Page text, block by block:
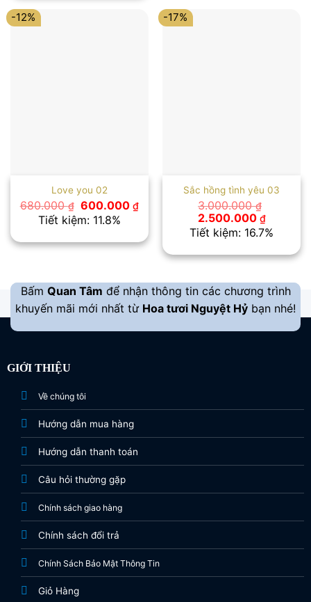
-12%
Love you 02
680.000₫ Giá
gốc
là:
600.000₫Giá
là:
600.000 ₫.
Tiết kiệm: 11.8%
-17%
Sắc hồng tình yêu 03
3.000.000₫
Giá
gốc
là:
2.500.000 ₫Giá
hiện
tại
Tiết kiệm: 16.7%
Bấm Quan Tâm để nhận thông tin các chương trình
khuyến mãi mới nhất từ Hoa tươi Nguyệt Hỷ bạn nhé!
GIỚI THIỆU
Về chúng tôi
Hướng dẫn mua hàng
Hướng dẫn thanh toán
Câu hỏi thường gặp
Chính sách giao hàng
Chính sách đổi trả
Chính Sách Bảo Mật Thông Tin
Giỏ Hàng